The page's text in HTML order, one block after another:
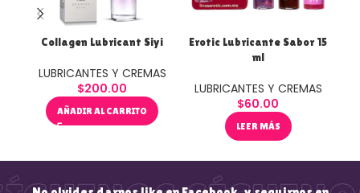
Collagen Lubricant Siyi
LUBRICANTES Y CREMAS
$200.00
AÑADIR AL CARRITO
Erotic Lubricante Sabor 15
ml
LUBRICANTES Y CREMAS
$60.00
LEER MÁS